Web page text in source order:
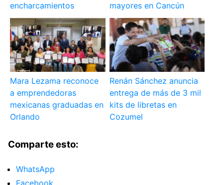
encharcamientos
mayores en Cancún
Mara Lezama reconoce
a emprendedoras
mexicanas graduadas en
Orlando
Renán Sánchez anuncia
entrega de más de 3 mil
kits de libretas en
Cozumel
Comparte esto:
WhatsApp
Facebook